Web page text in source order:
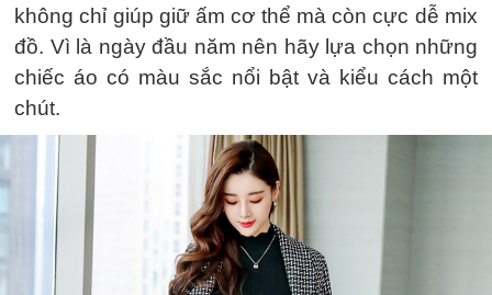
không chỉ giúp giữ ấm cơ thể mà còn cực dễ mix
đồ. Vì là ngày đầu năm nên hãy lựa chọn những
chiếc áo có màu sắc nổi bật và kiểu cách một
chút.